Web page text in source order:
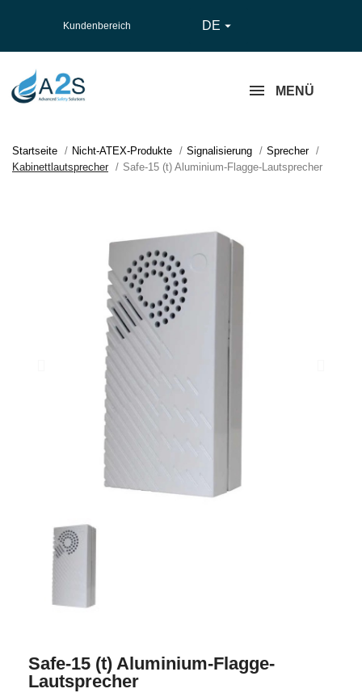
Kundenbereich DE 
MENÜ
Startseite Nicht-ATEX-Produkte Signalisierung
Sprecher
Kabinettlautsprecher
Safe-15 (t) Aluminium-Flagge-Lautsprecher
Safe-15 (t) Aluminium-Flagge-
Lautsprecher